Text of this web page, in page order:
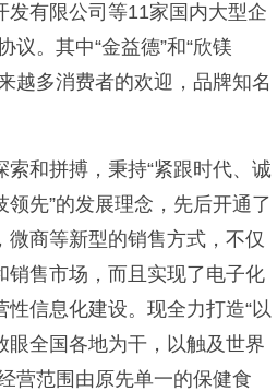
发有限公司等11家国内大型企
议。其中“金益德”和“欣镁
越多消费者的欢迎，品牌知名
索和拼搏，秉持“紧跟时代、诚
先”的发展理念，先后开通了
微商等新型的销售方式，不仅
销售市场，而且实现了电子化
信息化建设。现全力打造“以
眼全国各地为干，以触及世界
营范围由原先单一的保健食